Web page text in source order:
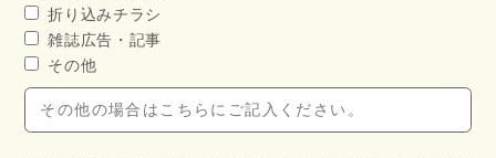
折り込みチラシ
雑誌広告・記事
その他